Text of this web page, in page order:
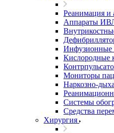
Реанимация и
Аппараты
Инфузионные
Кислородные
Мониторы
Наркозно-
Системы
Средства
Хирургия